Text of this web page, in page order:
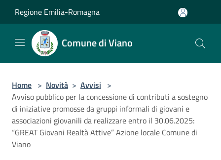
Regione Emilia-Romagna
Comune di Viano
Home > Novità > Avvisi >
Avviso pubblico per la concessione di contributi a sostegno
di iniziative promosse da gruppi informali di giovani e
associazioni giovanili da realizzare entro il 30.06.2025:
“GREAT Giovani Realtà Attive” Azione locale Comune di
Viano